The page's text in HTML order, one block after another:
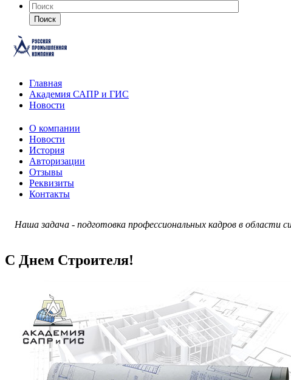
Поиск
Главная
Академия САПР и ГИС
Новости
О компании
Новости
История
Авторизации
Отзывы
Реквизиты
Контакты
Наша задача - подготовка профессиональных кадров в области
С Днем Строителя!